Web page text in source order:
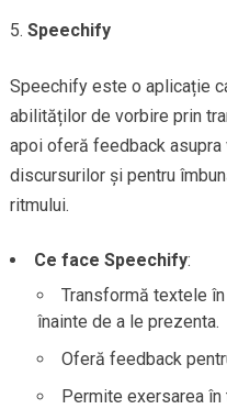
Speechify
Speechify este o aplicație
abilităților de vorbire prin
apoi oferă feedback
discursurilor și pentru
ritmului.
Ce face Speechify:
Transformă textele
înainte de a le prezenta.
Oferă feedback
Permite exersarea